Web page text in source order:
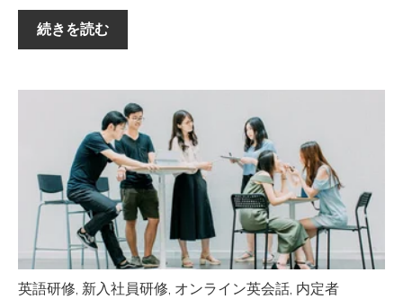
続きを読む
英語研修, 新入社員研修, オンライン英会話, 内定者